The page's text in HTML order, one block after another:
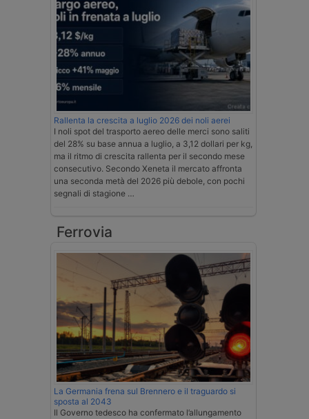
Rallenta la crescita a luglio 2026 dei noli aerei
I noli spot del trasporto aereo delle merci sono saliti
del 28% su base annua a luglio, a 3,12 dollari per kg,
ma il ritmo di crescita rallenta per il secondo mese
consecutivo. Secondo Xeneta il mercato affronta
una seconda metà del 2026 più debole, con pochi
segnali di stagione …
Ferrovia
La Germania frena sul Brennero e il traguardo si
sposta al 2043
Il Governo tedesco ha confermato l’allungamento